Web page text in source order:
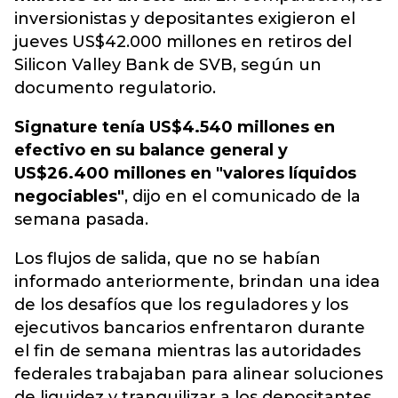
inversionistas y depositantes exigieron el
jueves US$42.000 millones en retiros del
Silicon Valley Bank de SVB, según un
documento regulatorio.
Signature tenía US$4.540 millones en
efectivo en su balance general y
US$26.400 millones en "valores líquidos
negociables", dijo en el comunicado de la
semana pasada.
Los flujos de salida, que no se habían
informado anteriormente, brindan una idea
de los desafíos que los reguladores y los
ejecutivos bancarios enfrentaron durante
el fin de semana mientras las autoridades
federales trabajaban para alinear soluciones